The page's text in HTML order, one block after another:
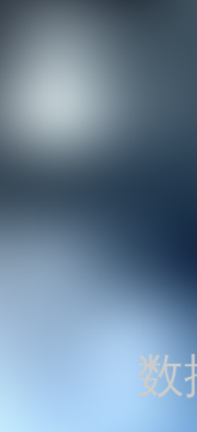
数